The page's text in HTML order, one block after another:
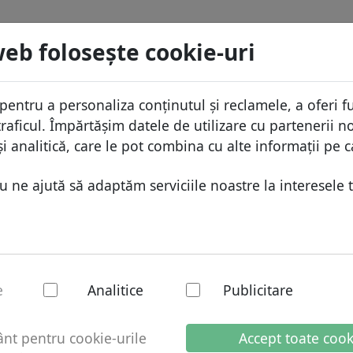
foloseşte cookie-uri
a personaliza conținutul și reclamele, a oferi
Împărtășim datele de utilizare cu partenerii
analitică, care le pot combina cu alte informații pe
ne ajută să adaptăm serviciile noastre la interesele
Analitice Publicitare
pentru cookie-urile
Accept toate
domeniilor
Domenii africane
Domenii asiatice
Domenii europene
Domenii australiene
de preţuri
Caută
Protecţia ID
Gazduire DNS
WHOIS
Blog
De
.osaka Caută
- Domenii noi